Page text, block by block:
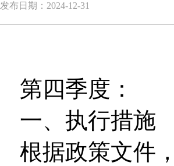
发布日期：2024-12-31
第四季度：
一、执行措施
根据政策文件